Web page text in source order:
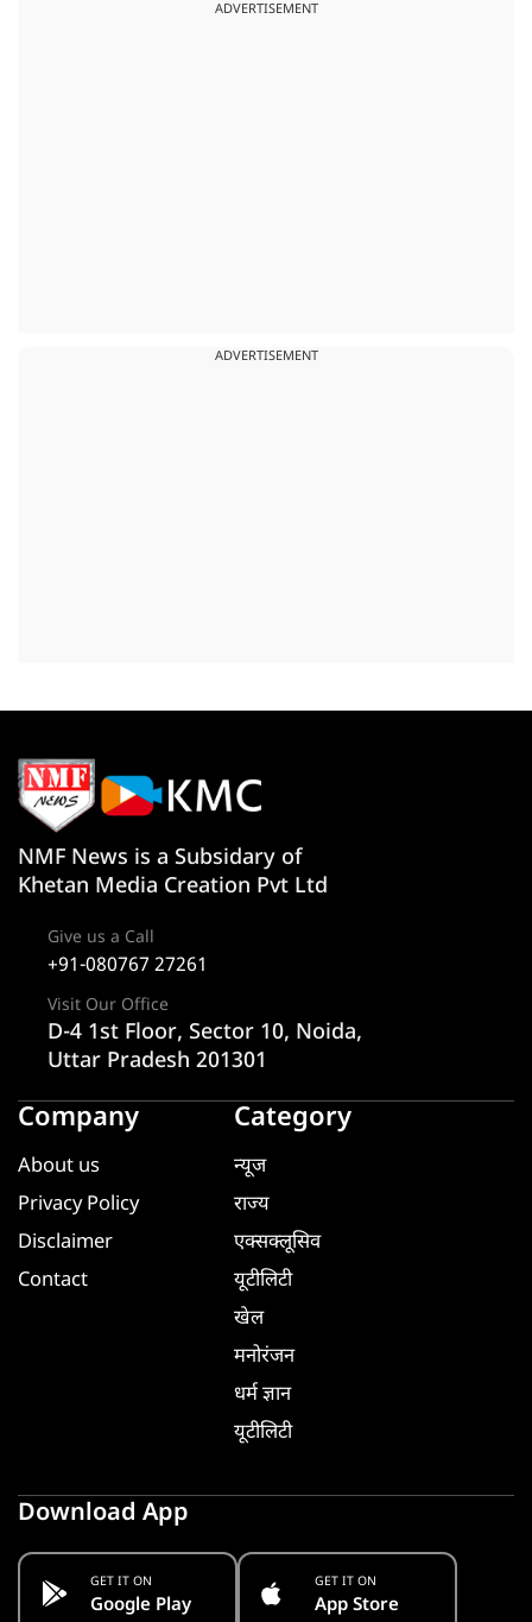
ADVERTISEMENT
ADVERTISEMENT
NMF News is a Subsidary of
Khetan Media Creation Pvt Ltd
Give us a Call
+91-080767 27261
Visit Our Office
D-4 1st Floor, Sector 10, Noida,
Uttar Pradesh 201301
Company
About us
Privacy Policy
Disclaimer
Contact
Category
न्यूज
राज्य
एक्सक्लूसिव
यूटीलिटी
खेल
मनोरंजन
धर्म ज्ञान
यूटीलिटी
Download App
GET IT ON
Google Play
GET IT ON
App Store